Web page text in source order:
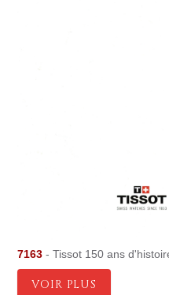
7163 - Tissot 150 ans
VOIR PLUS